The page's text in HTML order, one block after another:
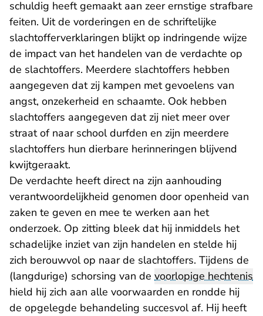
schuldig heeft gemaakt aan zeer ernstige strafbare
feiten. Uit de vorderingen en de schriftelijke
slachtofferverklaringen blijkt op indringende wijze
de impact van het handelen van de verdachte op
de slachtoffers. Meerdere slachtoffers hebben
aangegeven dat zij kampen met gevoelens van
angst, onzekerheid en schaamte. Ook hebben
slachtoffers aangegeven dat zij niet meer over
straat of naar school durfden en zijn meerdere
slachtoffers hun dierbare herinneringen blijvend
kwijtgeraakt.
De verdachte heeft direct na zijn aanhouding
verantwoordelijkheid genomen door openheid van
zaken te geven en mee te werken aan het
onderzoek. Op zitting bleek dat hij inmiddels het
schadelijke inziet van zijn handelen en stelde hij
zich berouwvol op naar de slachtoffers. Tijdens de
(langdurige) schorsing van de voorlopige hechtenis
hield hij zich aan alle voorwaarden en rondde hij
de opgelegde behandeling succesvol af. Hij heeft